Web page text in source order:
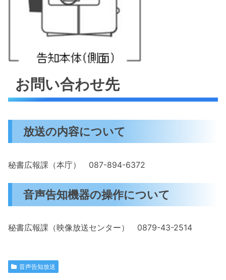
お問い合わせ先
放送の内容について
秘書広報課（本庁） 087-894-6372
音声告知機器の操作について
秘書広報課（映像放送センター） 0879-43-2514
音声告知放送